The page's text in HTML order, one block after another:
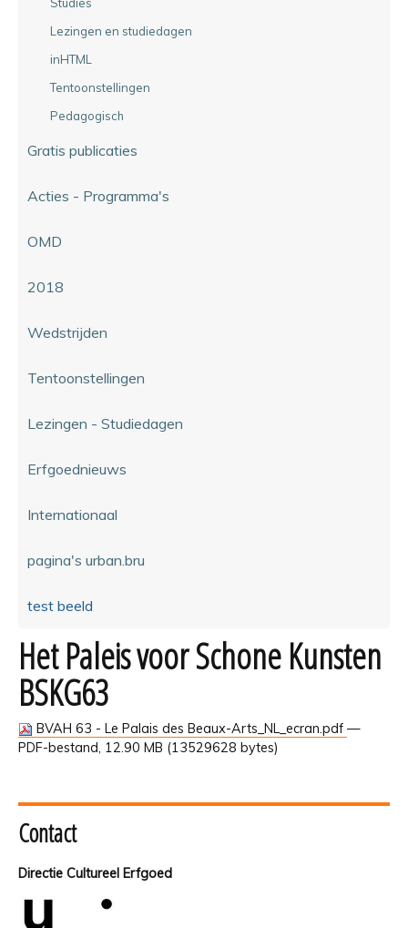
Lezingen en studiedagen
inHTML
Tentoonstellingen
Pedagogisch
Gratis publicaties
Acties - Programma's
OMD
2018
Wedstrijden
Tentoonstellingen
Lezingen - Studiedagen
Erfgoednieuws
Internationaal
pagina's urban.bru
test beeld
Het Paleis voor Schone Kunsten
BSKG63
BVAH 63 - Le Palais des Beaux-Arts_NL_ecran.pdf —
PDF-bestand, 12.90 MB (13529628 bytes)
Contact
Directie Cultureel Erfgoed